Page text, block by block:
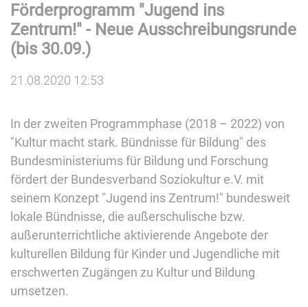
Förderprogramm "Jugend ins
Zentrum!" - Neue Ausschreibungsrunde
(bis 30.09.)
21.08.2020 12:53
In der zweiten Programmphase (2018 – 2022) von
"Kultur macht stark. Bündnisse für Bildung" des
Bundesministeriums für Bildung und Forschung
fördert der Bundesverband Soziokultur e.V. mit
seinem Konzept "Jugend ins Zentrum!" bundesweit
lokale Bündnisse, die außerschulische bzw.
außerunterrichtliche aktivierende Angebote der
kulturellen Bildung für Kinder und Jugendliche mit
erschwerten Zugängen zu Kultur und Bildung
umsetzen.